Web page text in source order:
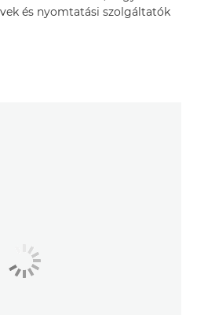
és nyomtatási szolgáltatók